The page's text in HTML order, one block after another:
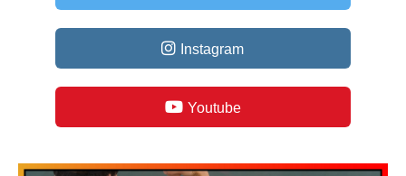
Instagram
Youtube